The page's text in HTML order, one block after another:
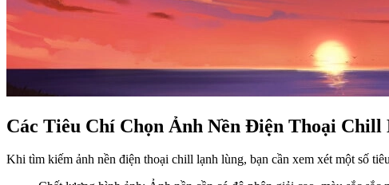
Các Tiêu Chí Chọn Ảnh Nền Điện Thoại
Khi tìm kiếm ảnh nền điện thoại chill lạnh lùng, bạn cần xem xét một số